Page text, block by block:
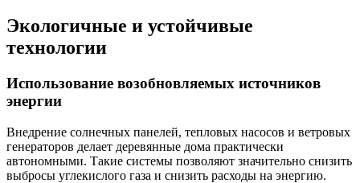
Экологичные и устойчивые
технологии
Использование возобновляемых источников
энергии
Внедрение солнечных панелей, тепловых насосов и ветровых
генераторов делает деревянные дома практически
автономными. Такие системы позволяют значительно снизить
выбросы углекислого газа и снизить расходы на энергию.